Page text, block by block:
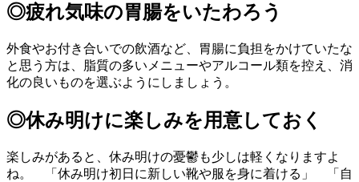
◎疲れ気味の胃腸をいたわろう
外食やお付き合いでの飲酒など、胃腸に負担をかけていたな
と思う方は、脂質の多いメニューやアルコール類を控え、消
化の良いものを選ぶようにしましょう。
◎休み明けに楽しみを用意しておく
楽しみがあると、休み明けの憂鬱も少しは軽くなりますよ
ね。 「休み明け初日に新しい靴や服を身に着ける」 「自